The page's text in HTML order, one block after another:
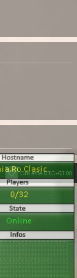
Ora este UTC+03:00